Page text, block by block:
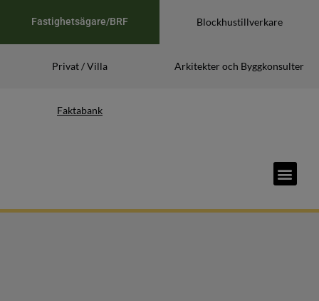
Fastighetsägare/BRF Blockhustillverkare
Privat / Villa Arkitekter och Byggkonsulter
Faktabank